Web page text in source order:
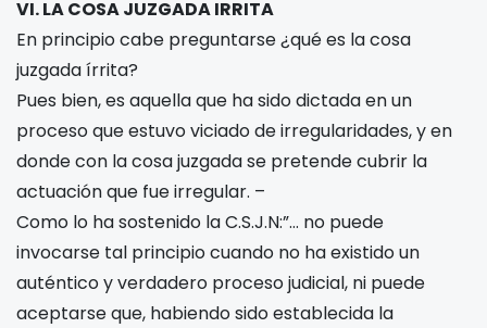
VI. LA COSA JUZGADA IRRITA
En principio cabe preguntarse ¿qué es la cosa
juzgada írrita?
Pues bien, es aquella que ha sido dictada en un
proceso que estuvo viciado de irregularidades, y en
donde con la cosa juzgada se pretende cubrir la
actuación que fue irregular. –
Como lo ha sostenido la C.S.J.N:”… no puede
invocarse tal principio cuando no ha existido un
auténtico y verdadero proceso judicial, ni puede
aceptarse que, habiendo sido establecida la